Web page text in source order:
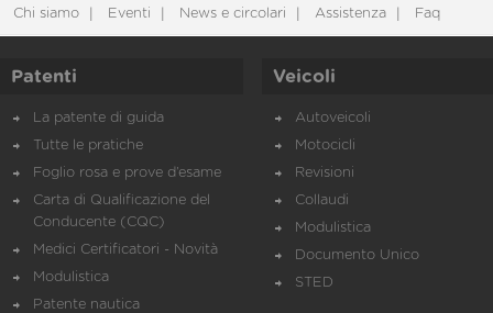
Chi siamo Eventi News e circolari Assistenza Faq
Patenti
La patente di guida
Tutte le pratiche
Foglio rosa e prove d’esame
Carta di Qualificazione del
Conducente (CQC)
Medici Certificatori - Novità
Modulistica
Patente nautica
Veicoli
Autoveicoli
Motocicli
Revisioni
Collaudi
Modulistica
Documento Unico
STED